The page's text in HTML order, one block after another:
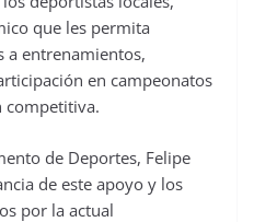
que les permita
a entrenamientos,
en campeonatos
competitiva.
de Deportes, Felipe
de este apoyo y los
por la actual